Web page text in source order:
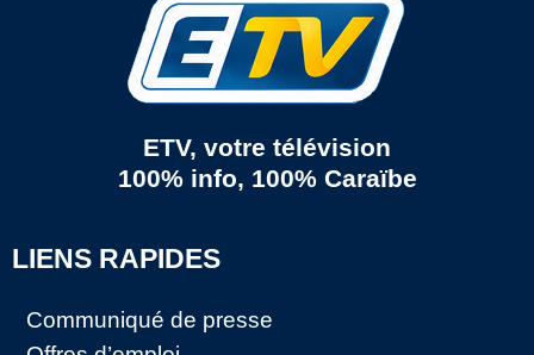
ETV, votre télévision
100% info, 100% Caraïbe
LIENS RAPIDES
Communiqué de presse